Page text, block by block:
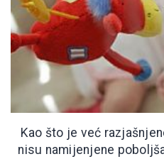
Kao što je već
nisu namijenjene